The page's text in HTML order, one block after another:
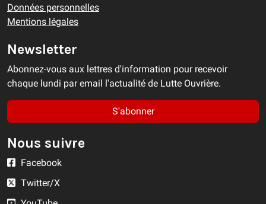
Données personnelles
Mentions légales
Newsletter
Abonnez-vous aux lettres d'information pour recevoir
chaque lundi par email l'actualité de Lutte Ouvrière.
S'abonner
Nous suivre
Facebook
Twitter/X